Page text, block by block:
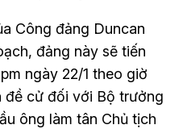
Công đảng Duncan
đảng này sẽ tiến
ngày 22/1 theo giờ
đề cử đối với Bộ trưởng
ông làm tân Chủ tịch